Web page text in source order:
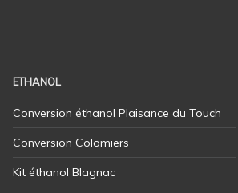
ETHANOL
Conversion éthanol Plaisance du Touch
Conversion Colomiers
Kit éthanol Blagnac